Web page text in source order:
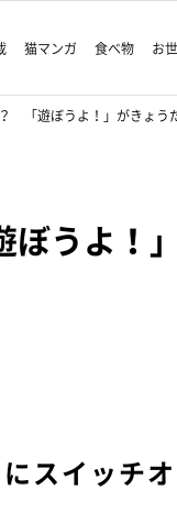
猫マンガ 食べ物 お
「遊ぼうよ！」がきょう
うよ！
スイッチオ